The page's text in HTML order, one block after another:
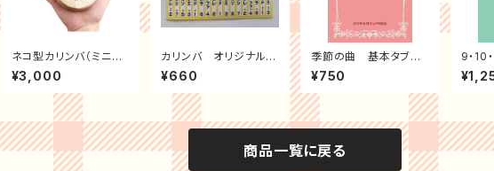
ネコ型カリンバ（ミニ8
キーカリンバ）set＜30
台限定＞
¥3,000
カリンバ オリジナルキ
ーシール（カラーと白）
¥660
季節の曲 基本タブ譜
集 Vol.1
¥750
9・10
ため
商品一覧に戻る